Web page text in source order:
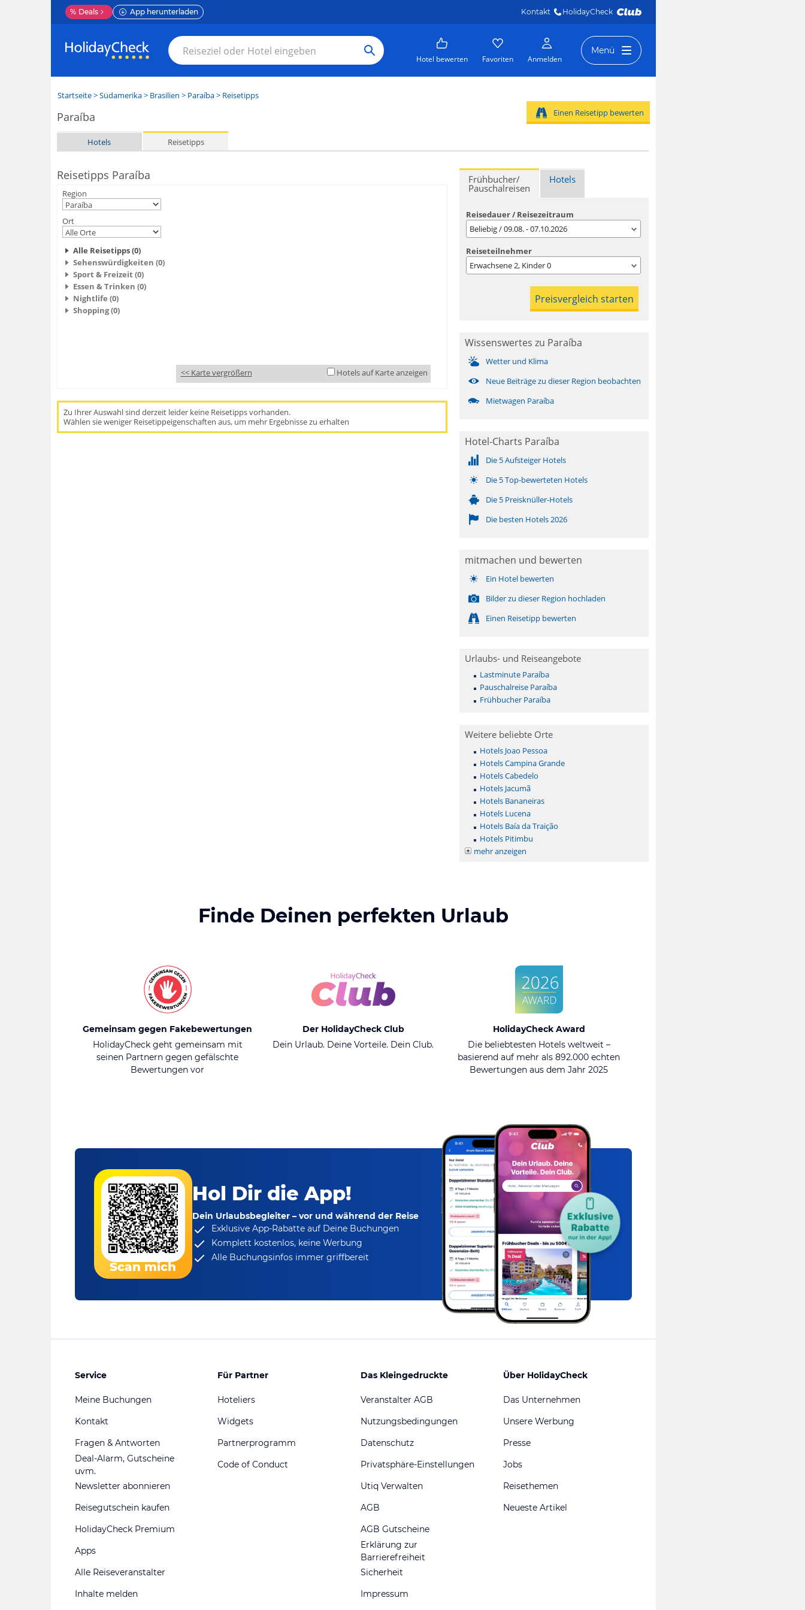
% Deals App herunterladen Kontakt HolidayCheck
Hotel bewerten Favoriten Anmelden
Menü
Startseite>Südamerika> Brasilien > Paraíba> Reisetipps
Paraíba
Hotels Reisetipps
Einen Reisetipp bewerten
Reisetipps Paraíba
Region
Ort
Alle Reisetipps (0)
Sehenswürdigkeiten (0)
Sport & Freizeit (0)
Essen & Trinken (0)
Nightlife (0)
Shopping (0)
<< Karte vergrößern Hotels auf Karte anzeigen
Zu Ihrer Auswahl sind derzeit leider keine Reisetipps vorhanden.
Wählen sie weniger Reisetippeigenschaften aus, um mehr Ergebnisse zu erhalten
Frühbucher/
Pauschalreisen
Hotels
Reisedauer / Reisezeitraum
Beliebig / 09.08. - 07.10.2026
Reiseteilnehmer
Erwachsene2, Kinder0
Wissenswertes zu Paraíba
Wetter und Klima
Neue Beiträge zu dieser Region beobachten
Mietwagen Paraíba
Hotel-Charts Paraíba
Die 5 Aufsteiger Hotels
Die 5 Top-bewerteten Hotels
Die 5 Preisknüller-Hotels
Die besten Hotels 2026
mitmachen und bewerten
Ein Hotel bewerten
Bilder zu dieser Region hochladen
Einen Reisetipp bewerten
Urlaubs- und Reiseangebote
Lastminute Paraíba
Pauschalreise Paraíba
Frühbucher Paraíba
Weitere beliebte Orte
Hotels Joao Pessoa
Hotels Campina Grande
Hotels Cabedelo
Hotels Jacumã
Hotels Bananeiras
Hotels Lucena
Hotels Baía da Traição
Hotels Pitimbu
mehr anzeigen
Finde Deinen perfekten Urlaub
Gemeinsam gegen Fakebewertungen
HolidayCheck geht gemeinsam mit
seinen Partnern gegen gefälschte
Bewertungen vor
Der HolidayCheck Club
Dein Urlaub. Deine Vorteile. Dein Club.
HolidayCheck Award
Die beliebtesten Hotels weltweit –
basierend auf mehr als 892.000 echten
Bewertungen aus dem Jahr 2025
Scan mich
Hol Dir die App!
Dein Urlaubsbegleiter – vor und während der Reise
Exklusive App-Rabatteauf Deine Buchungen
Komplett kostenlos, keine Werbung
Alle Buchungsinfos immer griffbereit
Service
Meine Buchungen
Kontakt
Fragen & Antworten
Deal-Alarm, Gutscheine
uvm.
Newsletter abonnieren
Reisegutschein kaufen
HolidayCheck Premium
Apps
Alle Reiseveranstalter
Inhalte melden
Für Partner
Hoteliers
Widgets
Partnerprogramm
Code of Conduct
Das Kleingedruckte
Veranstalter AGB
Nutzungsbedingungen
Datenschutz
Privatsphäre-Einstellungen
Utiq Verwalten
AGB
AGB Gutscheine
Erklärung zur
Barrierefreiheit
Sicherheit
Impressum
Über HolidayCheck
Das Unternehmen
Unsere Werbung
Presse
Jobs
Reisethemen
Neueste Artikel